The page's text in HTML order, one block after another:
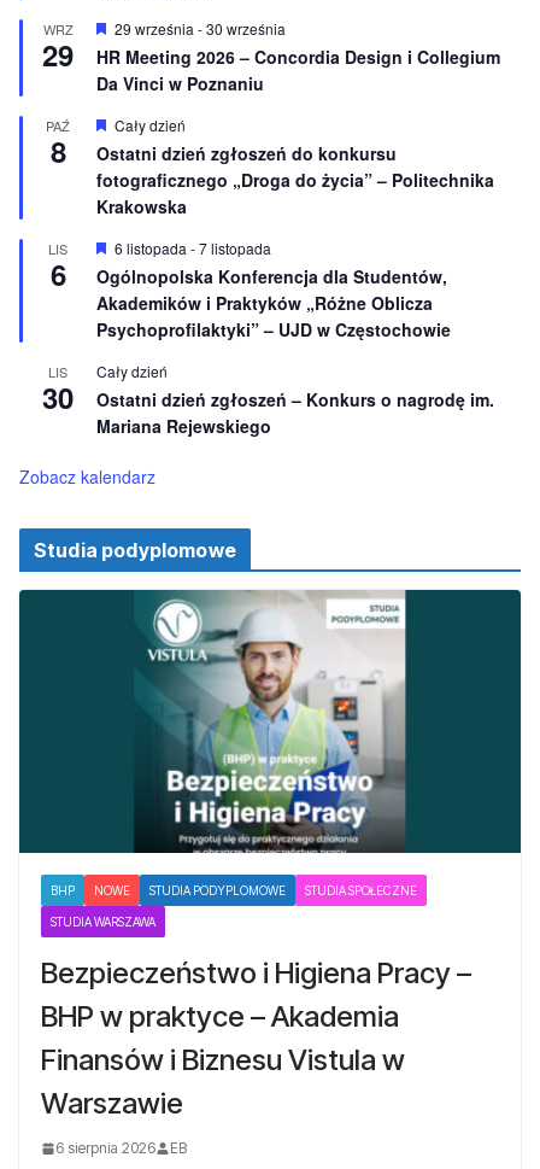
n
i
o
n
WRZ
29
W
y
r
ó
n
o
n
e
29 września -30 września
HR Meeting 2026 – Concordia Design i Collegium
Da Vinci w Poznaniu
PAŹ
8
W
r
ó
ż
n
i
o
n
e
Cały dzień
Ostatni dzień zgłoszeń do konkursu
fotograficznego „Droga do życia” – Politechnika
Krakowska
LIS
6
W
r
ó
ż
n
o
n
e
6 listopada -7 listopada
Ogólnopolska Konferencja dla Studentów,
Akademików i Praktyków „Różne Oblicza
Psychoprofilaktyki” – UJD w Częstochowie
LIS
30
Cały dzień
Ostatni dzień zgłoszeń – Konkurs o nagrodę im.
Mariana Rejewskiego
Zobacz kalendarz
Studia podyplomowe
BHP NOWE STUDIA PODYPLOMOWE STUDIA SPOŁECZNE
STUDIA WARSZAWA
Bezpieczeństwo i Higiena Pracy –
BHP w praktyce – Akademia
Finansów i Biznesu Vistula w
Warszawie
6 sierpnia 2026 EB